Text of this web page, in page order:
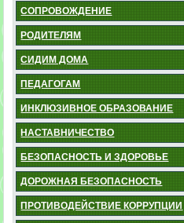
СОПРОВОЖДЕНИЕ
РОДИТЕЛЯМ
СИДИМ ДОМА
ПЕДАГОГАМ
ИНКЛЮЗИВНОЕ ОБРАЗОВАНИЕ
НАСТАВНИЧЕСТВО
БЕЗОПАСНОСТЬ И ЗДОРОВЬЕ
ДОРОЖНАЯ БЕЗОПАСНОСТЬ
ПРОТИВОДЕЙСТВИЕ КОРРУПЦИИ